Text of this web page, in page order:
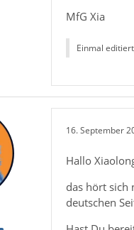
MfG Xia
Einmal
16. September
Hallo
das hört sich
deutschen